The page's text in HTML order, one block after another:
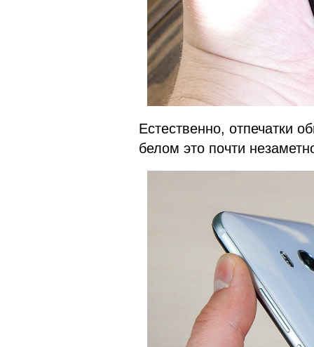
Естественно, отпечатки
белом это почти